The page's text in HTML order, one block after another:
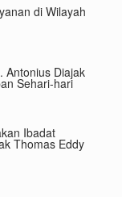
di Wilayah
Antonius Diajak
Sehari-hari
Ibadat
Thomas Eddy